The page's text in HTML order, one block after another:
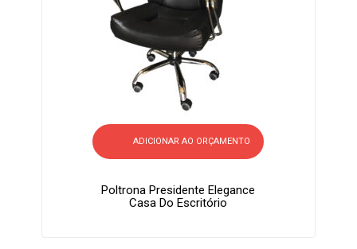
ADICIONAR AO ORÇAMENTO
Poltrona Presidente Elegance
Casa Do Escritório